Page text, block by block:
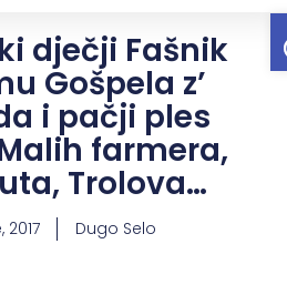
dječji Fašnik
Gošpela z’
i pačji ples
farmera,
Trolova…
Dugo Selo